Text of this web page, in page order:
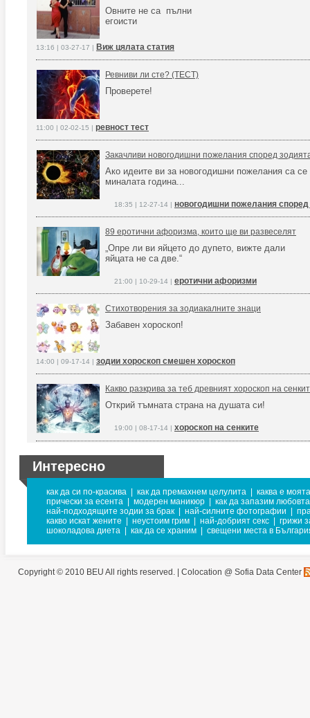
Овните не са пълни
егоисти
13:16 | 03-27-17 | Виж цялата статия
Ревниви ли сте? (ТЕСТ)
Проверете!
11:00 | 02-02-15 | ревност тест
Закачливи новогодишни пожелания според
Ако идеите ви за новогодишни пожелания са
миналата година...
18:35 | 12-27-14 | новогодишни пожелания според
89 еротични афоризма, които ще ви развеселят
„Опре ли ви яйцето до дупето, вижте дали
яйцата не са две.“
21:00 | 10-29-14 | еротични афоризми
Стихотворения за зодиакалните знаци
Забавен хороскоп!
14:00 | 09-17-14 | зодии хороскоп смешен хороскоп
Какво разкрива за теб древният хороскоп на
Открий тъмната страна на душата си!
19:00 | 08-17-14 | хороскоп на сенките
Интересно
как да си по-красива как да премахнем целулита
каква е
прически за есента
модерен маникюр
как да запазим любовта
най-подходящите зодии за брак
най-силните фотографии
какво искат жените
неустоим грим най-добрият секс
грижи
шоколадова диета
как да се храним свещени места в
Copyright © 2010 BEU All rights reserved. | Colocation @ Sofia Data Center